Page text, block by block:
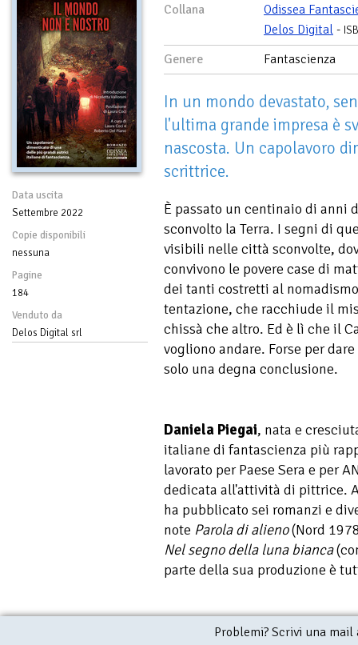
Data uscita
Settembre 2022
Copie disponibili
nessuna
Pagine
184
Venduto da
Delos Digital srl
Collana
Odissea
Delos Digital -
Genere Fantascienza
In un mondo devastato,
l'ultima grande impresa è
nascosta. Un capolavoro
scrittrice.
È passato un centinaio di anni
sconvolto la Terra. I segni di
visibili nelle città sconvolte,
convivono le povere case di
dei tanti costretti al
tentazione, che racchiude il
chissà che altro. Ed è lì che il
vogliono andare. Forse per
solo una degna conclusione.
Daniela Piegai, nata e
italiane di fantascienza più
lavorato per Paese Sera e per
dedicata all'attività di pittrice.
ha pubblicato sei romanzi e
note Parola di alieno(Nord
Nel segno della luna bianca
parte della sua produzione è
Problemi? Scrivi una